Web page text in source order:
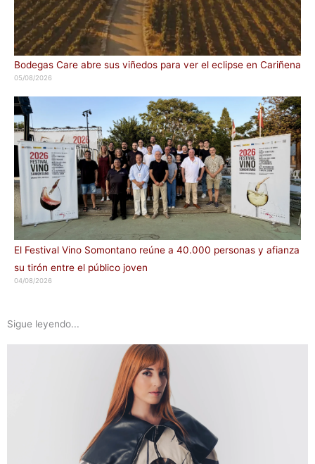
Bodegas Care abre sus viñedos para ver el eclipse en Cariñena
05/08/2026
El Festival Vino Somontano reúne a 40.000 personas y afianza
su tirón entre el público joven
04/08/2026
Sigue leyendo...